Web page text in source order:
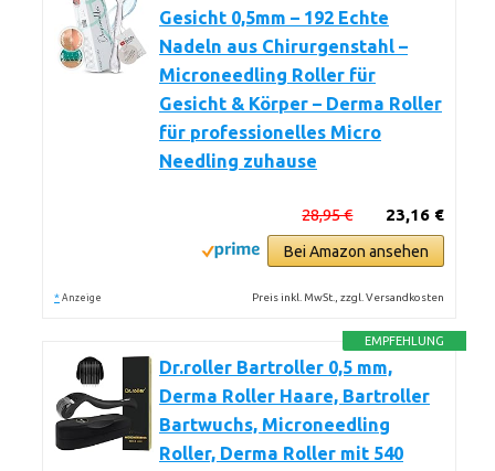
Gesicht 0,5mm – 192 Echte
Nadeln aus Chirurgenstahl –
Microneedling Roller für
Gesicht & Körper – Derma Roller
für professionelles Micro
Needling zuhause
23,16 €
28,95 €
Bei Amazon ansehen
* Anzeige Preis inkl. MwSt., zzgl. Versandkosten
EMPFEHLUNG
Dr.roller Bartroller 0,5 mm,
Derma Roller Haare, Bartroller
Bartwuchs, Microneedling
Roller, Derma Roller mit 540